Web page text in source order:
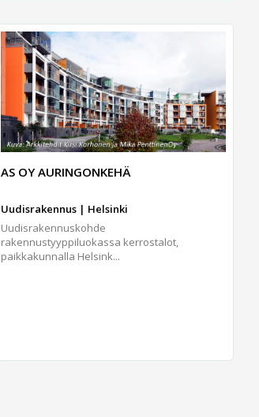
AS OY AURINGONKEHÄ
Uudisrakennus | Helsinki
Uudisrakennuskohde
rakennustyyppiluokassa kerrostalot,
paikkakunnalla Helsink...